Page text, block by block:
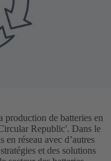
production de batteries en
Republic'. Dans le
réseau avec d’autres
et des solutions